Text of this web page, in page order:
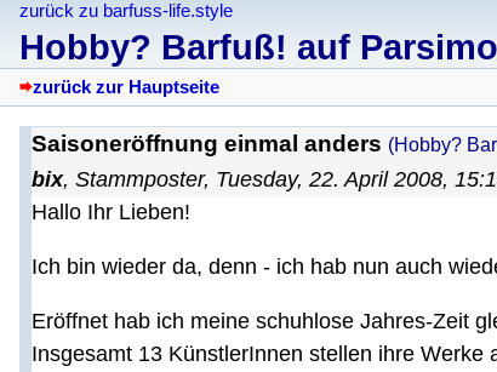
zurück zu barfuss-life.style
Hobby? Barfuß! auf
zurück zur Hauptseite
Saisoneröffnung einmal anders (Hobby?
bix, Stammposter, Tuesday, 22. April 2008,
Hallo Ihr Lieben!
Ich bin wieder da, denn - ich hab nun auch
Eröffnet hab ich meine schuhlose Jahres-Zeit
Insgesamt 13 KünstlerInnen stellen ihre